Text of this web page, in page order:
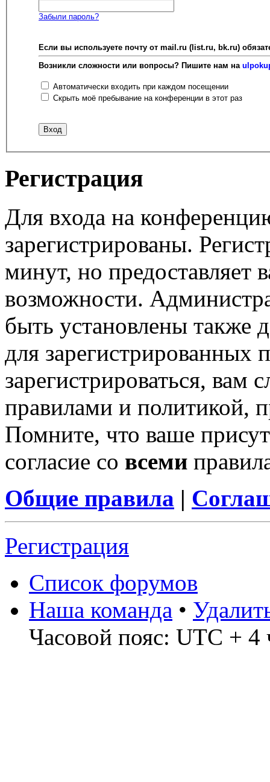
Забыли пароль?
Если вы используете почту от mail.ru (list.ru, bk.ru)
Возникли сложности или вопросы? Пишите нам на
Автоматически входить при каждом посещении
Скрыть моё пребывание на конференции в этот раз
Регистрация
Для входа на
зарегистрированы.
минут, но предоставляет
возможности.
быть установлены также
для зарегистрированных
зарегистрироваться, вам
правилами и политикой,
Помните, что ваше
согласие со всеми
Общие правила |
Регистрация
Список форумов
Наша команда •
Часовой пояс: UTC + 4